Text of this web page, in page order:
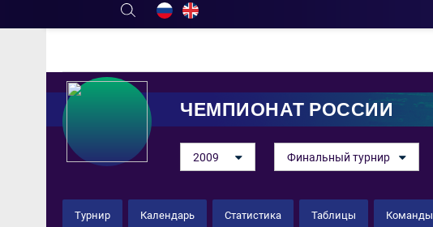
ОНЛАЙН ТАБЛО СКРЫТЬ
ЧЕМПИОНАТ РОССИИ
2009 Финальный турнир
Турнир Календарь Статистика Таблицы Команды